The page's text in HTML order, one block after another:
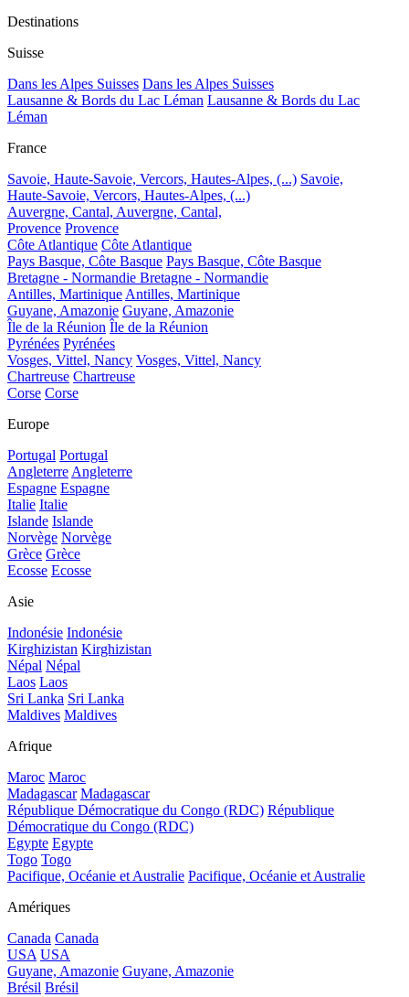
Destinations
Suisse
Dans les Alpes Suisses Dans les Alpes Suisses
Lausanne & Bords du Lac Léman Lausanne & Bords du Lac
Léman
France
Savoie, Haute-Savoie, Vercors, Hautes-Alpes, (...) Savoie,
Haute-Savoie, Vercors, Hautes-Alpes, (...)
Auvergne, Cantal, Auvergne, Cantal,
Provence Provence
Côte Atlantique Côte Atlantique
Pays Basque, Côte Basque Pays Basque, Côte Basque
Bretagne - Normandie Bretagne - Normandie
Antilles, MartiniqueAntilles, Martinique
Guyane, Amazonie Guyane, Amazonie
Île de la Réunion Île de la Réunion
Pyrénées Pyrénées
Vosges, Vittel, Nancy Vosges, Vittel, Nancy
Chartreuse Chartreuse
Corse Corse
Europe
Portugal Portugal
AngleterreAngleterre
Espagne Espagne
Italie Italie
Islande Islande
Norvège Norvège
Grèce Grèce
Ecosse Ecosse
Asie
Indonésie Indonésie
Kirghizistan Kirghizistan
Népal Népal
Laos Laos
Sri Lanka Sri Lanka
Maldives Maldives
Afrique
Maroc Maroc
Madagascar Madagascar
République Démocratique du Congo (RDC) République
Démocratique du Congo (RDC)
Egypte Egypte
Togo Togo
Pacifique, Océanie et Australie Pacifique, Océanie et Australie
Amériques
Canada Canada
USA USA
Guyane, Amazonie Guyane, Amazonie
Brésil Brésil